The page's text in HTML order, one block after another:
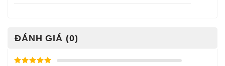
ĐÁNH GIÁ (0)